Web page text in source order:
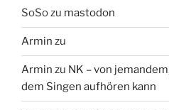
SoSozu mastodon
Armin zu
Armin zu NK – von
dem Singen aufhören kann